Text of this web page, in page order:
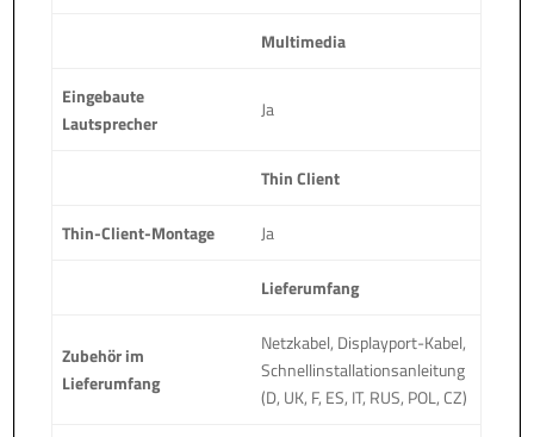
Multimedia
Eingebaute
Lautsprecher
Ja
Thin Client
Thin-Client-Montage Ja
Lieferumfang
Zubehör im
Lieferumfang
Netzkabel, Displayport-Kabel,
Schnellinstallationsanleitung
(D, UK, F, ES, IT, RUS, POL, CZ)